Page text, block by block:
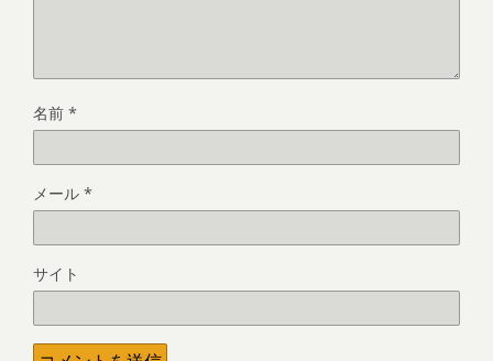
名前 *
メール *
サイト